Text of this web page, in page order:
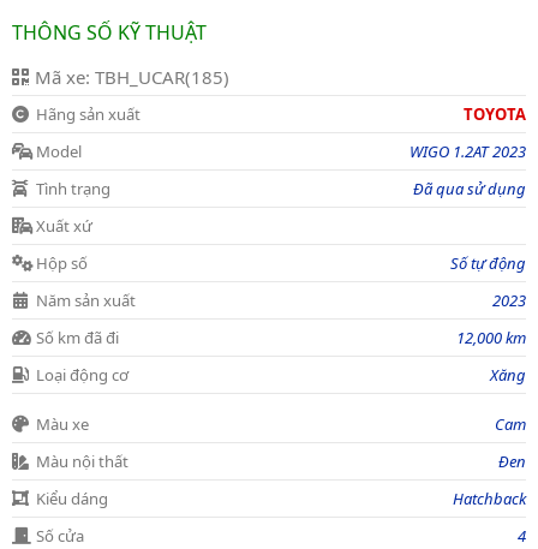
THÔNG SỐ KỸ THUẬT
Mã xe: TBH_UCAR(185)
Hãng sản xuất
TOYOTA
Model
WIGO 1.2AT 2023
Tình trạng
Đã qua sử dụng
Xuất xứ
Hộp số
Số tự động
Năm sản xuất
2023
Số km đã đi
12,000 km
Loại động cơ
Xăng
Màu xe
Cam
Màu nội thất
Đen
Kiểu dáng
Hatchback
Số cửa
4